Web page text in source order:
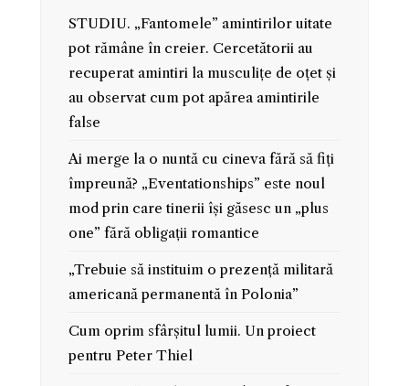
STUDIU. „Fantomele” amintirilor uitate
pot rămâne în creier. Cercetătorii au
recuperat amintiri la musculițe de oțet și
au observat cum pot apărea amintirile
false
Ai merge la o nuntă cu cineva fără să fiți
împreună? „Eventationships” este noul
mod prin care tinerii își găsesc un „plus
one” fără obligații romantice
„Trebuie să instituim o prezență militară
americană permanentă în Polonia”
Cum oprim sfârșitul lumii. Un proiect
pentru Peter Thiel